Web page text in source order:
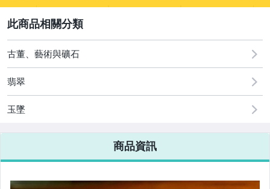
其它
[全店] 周年慶
[全店] 粉絲專享
古董、藝術與礦石
翡翠
玉墜
商品資訊